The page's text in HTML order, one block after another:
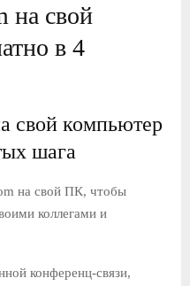
на свой
в 4
свой компьютер
шага
на свой ПК, чтобы
коллегами и
конференц-связи,